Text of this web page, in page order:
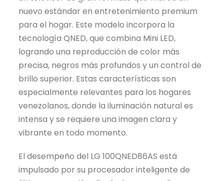
nuevo estándar en entretenimiento premium
para el hogar. Este modelo incorpora la
tecnología QNED, que combina Mini LED,
logrando una reproducción de color más
precisa, negros más profundos y un control de
brillo superior. Estas características son
especialmente relevantes para los hogares
venezolanos, donde la iluminación natural es
intensa y se requiere una imagen clara y
vibrante en todo momento.
El desempeño del LG 100QNED86AS está
impulsado por su procesador inteligente de